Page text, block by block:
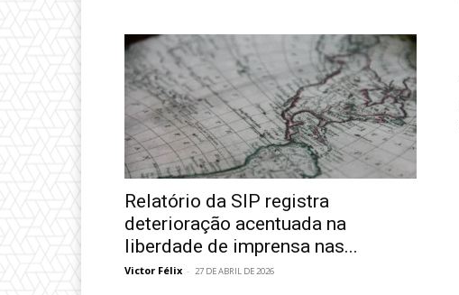
Relatório da SIP registra
deterioração acentuada na
liberdade de imprensa nas...
Victor Félix - 27 DE ABRIL DE 2026